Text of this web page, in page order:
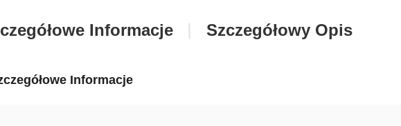
Informacje Szczegółowy Opis
Informacje